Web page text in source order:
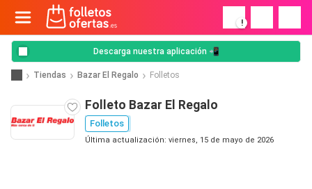
!
Descarga nuestra aplicación 📲
Tiendas Bazar El Regalo Folletos
Folleto Bazar El Regalo
Folletos
Última actualización: viernes, 15 de mayo de 2026